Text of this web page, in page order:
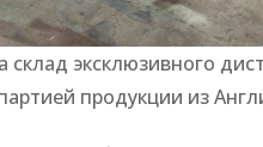
эксклюзивного
продукции из